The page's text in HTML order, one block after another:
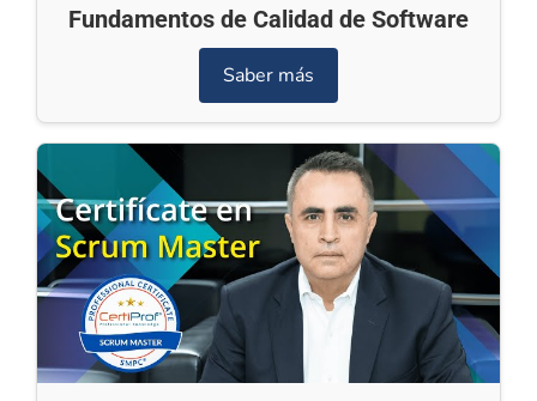
Fundamentos de Calidad de Software
Saber más